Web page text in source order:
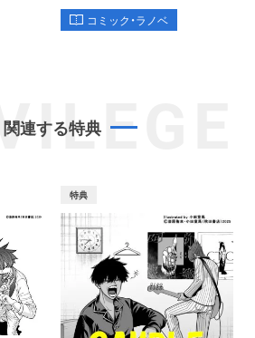
コミック・ラノベ
関連する特典
特典